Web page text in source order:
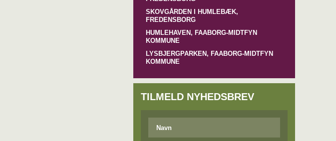
SKOVGÅRDEN I HUMLEBÆK,
FREDENSBORG
HUMLEHAVEN, FAABORG-MIDTFYN
KOMMUNE
LYSBJERGPARKEN, FAABORG-MIDTFYN
KOMMUNE
TILMELD NYHEDSBREV